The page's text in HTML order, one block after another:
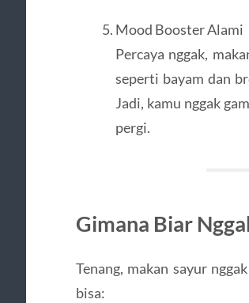
Mood Booster Alami
Percaya nggak,
seperti bayam dan
Jadi, kamu nggak
pergi.
Gimana Biar
Tenang, makan sayur
bisa: